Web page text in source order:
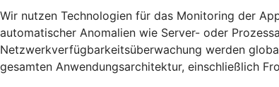
Wir nutzen Technologien für das Monitoring der
automatischer Anomalien wie Server- oder
Netzwerkverfügbarkeitsüberwachung werden
gesamten Anwendungsarchitektur, einschließlich